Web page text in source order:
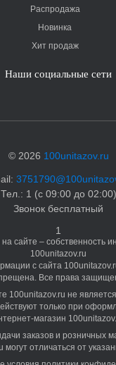
Распродажа
Новинка
Хит продаж
Наши социальные сети
© 2026 100unitazov.ru
Тел.: 1 (с 09:00 до 02:00)
Звонок бесплатный
1
сайте – собственность
100unitazov.ru
с сайта
Все права
100unitazov.ru не
только при
магазин
заказов и розничных
могут отличаться от